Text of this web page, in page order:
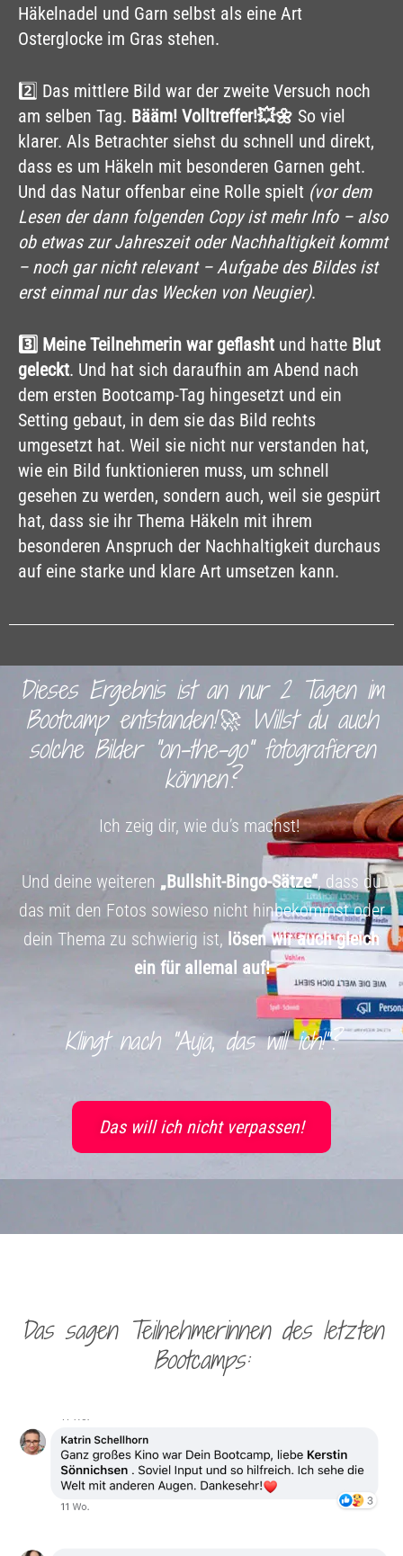
Häkelnadel und Garn selbst als eine Art
Osterglocke im Gras stehen.
2️⃣ Das mittlere Bild war der zweite Versuch noch
am selben Tag. Bääm! Volltreffer!💥🌼 So viel
klarer. Als Betrachter siehst du schnell und direkt,
dass es um Häkeln mit besonderen Garnen geht.
Und das Natur offenbar eine Rolle spielt (vor dem
Lesen der dann folgenden Copy ist mehr Info – also
ob etwas zur Jahreszeit oder Nachhaltigkeit kommt
– noch gar nicht relevant – Aufgabe des Bildes ist
erst einmal nur das Wecken von Neugier).
3️⃣ Meine Teilnehmerin war geflasht und hatte Blut
geleckt. Und hat sich daraufhin am Abend nach
dem ersten Bootcamp-Tag hingesetzt und ein
Setting gebaut, in dem sie das Bild rechts
umgesetzt hat. Weil sie nicht nur verstanden hat,
wie ein Bild funktionieren muss, um schnell
gesehen zu werden, sondern auch, weil sie gespürt
hat, dass sie ihr Thema Häkeln mit ihrem
besonderen Anspruch der Nachhaltigkeit durchaus
auf eine starke und klare Art umsetzen kann.
Dieses Ergebnis ist an nur 2 Tagen im
Bootcamp entstanden!🚀 Willst du auch
solche Bilder "on-the-go" fotografieren
können?
Ich zeig dir, wie du’s machst!
Und deine weiteren „Bullshit-Bingo-Sätze“, dass du
das mit den Fotos sowieso nicht hinbekommst oder
dein Thema zu schwierig ist, lösen wir auch gleich
ein für allemal auf!
Klingt nach "Auja, das will ich!"?
Das will ich nicht verpassen!
Das sagen Teilnehmerinnen des letzten
Bootcamps: